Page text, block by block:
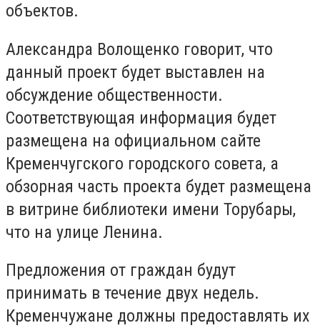
объектов.
Александра Волощенко говорит, что
данный проект будет выставлен на
обсуждение общественности.
Соответствующая информация будет
размещена на официальном сайте
Кременчугского городского совета, а
обзорная часть проекта будет размещена
в витрине библиотеки имени Торубары,
что на улице Ленина.
Предложения от граждан будут
принимать в течение двух недель.
Кременчужане должны предоставлять их